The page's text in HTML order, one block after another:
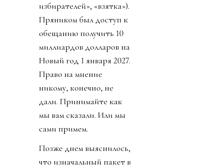
избирателей», «взятка»).
Пряником был доступ к
обещанию получить 10
миллиардов долларов на
Новый год 1 января 2027.
Право на мнение
никому, конечно, не
дали. Принимайте как
мы вам сказали. Или мы
сами примем.
Позже днем выяснилось,
что изначальный пакет в